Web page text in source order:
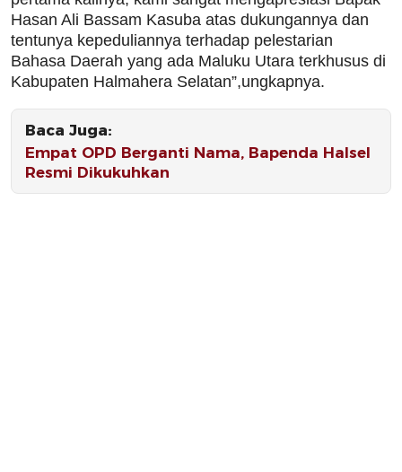
Hasan Ali Bassam Kasuba atas dukungannya dan
tentunya kepeduliannya terhadap pelestarian
Bahasa Daerah yang ada Maluku Utara terkhusus di
Kabupaten Halmahera Selatan”,ungkapnya.
Baca Juga:
Empat OPD Berganti Nama, Bapenda Halsel
Resmi Dikukuhkan